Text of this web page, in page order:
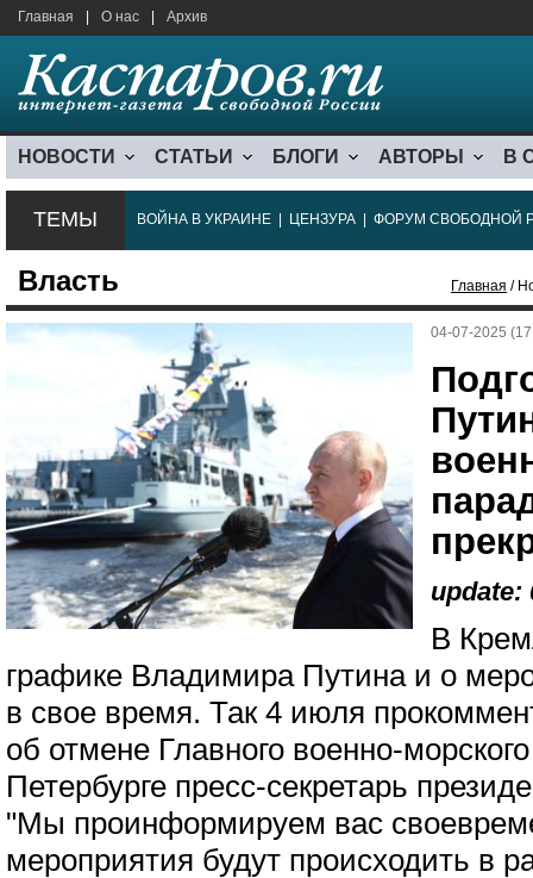
Главная О нас Архив
НОВОСТИ СТАТЬИ БЛОГИ АВТОРЫ В
ТЕМЫ ВОЙНА В УКРАИНЕ ЦЕНЗУРА ФОРУМ СВОБОДНОЙ
Власть Главная /
04-07-2025
update:
В
графике Владимира Путина и о
в свое время. Так 4 июля
об отмене Главного военно-
Петербурге пресс-секретарь
"Мы проинформируем вас
мероприятия будут происходить в